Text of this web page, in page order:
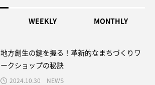
WEEKLY MONTHLY
地方創生の鍵を握る！革新的なまちづくりワ
ークショップの秘訣
2024.10.30 NEWS